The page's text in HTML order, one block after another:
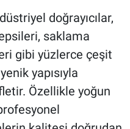
doğrayıcılar,
saklama
gibi yüzlerce çeşit
yapısıyla
Özellikle yoğun